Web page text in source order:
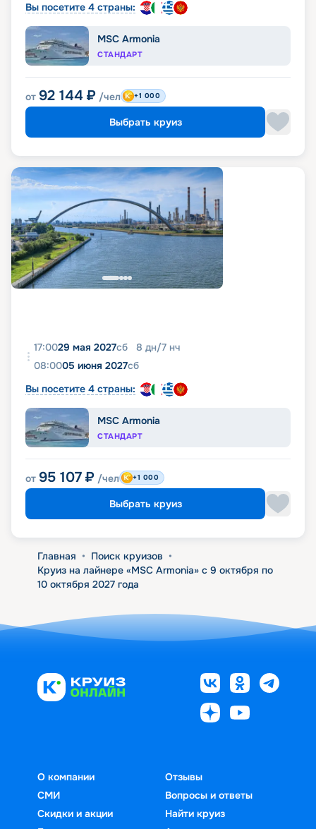
Вы посетите 4 страны:
MSC Armonia
СТАНДАРТ
от 92 144 ₽ /чел +1 000
Выбрать круиз
17:0029 мая 2027сб 8 дн/7 нч
08:0005 июня 2027сб
Вы посетите 4 страны:
MSC Armonia
СТАНДАРТ
от 95 107 ₽ /чел +1 000
Выбрать круиз
Главная • Поиск круизов •
Круиз на лайнере «MSC Armonia» с 9 октября по
10 октября 2027 года
О компании
СМИ
Скидки и акции
Отзывы
Вопросы и ответы
Найти круиз